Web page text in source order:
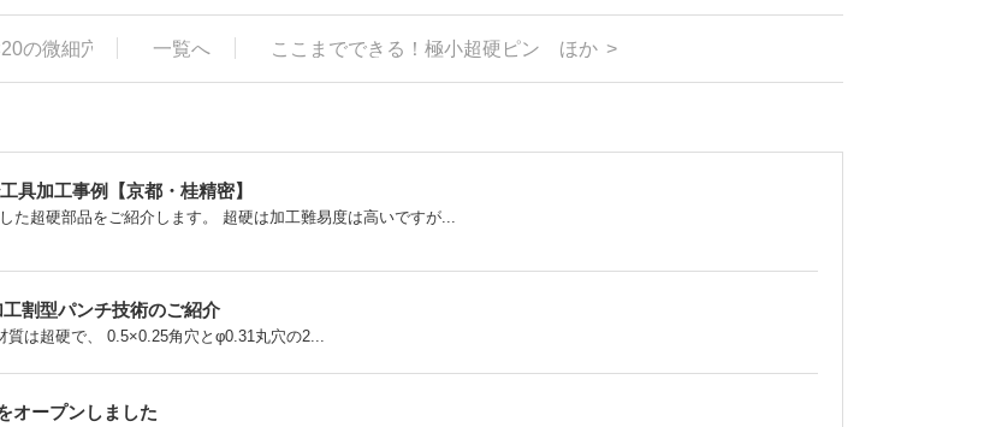
の微細穴加工割型パンチ技術のご紹介
一覧へ ここまでできる！極小超硬ピン ほか 治工具加工事例【京都・桂精密】
>
加工事例【京都・桂精密】
た超硬部品をご紹介します。 超硬は加工難易度は高いですが...
工割型パンチ技術のご紹介
は超硬で、 0.5×0.25角穴とφ0.31丸穴の2...
オープンしました